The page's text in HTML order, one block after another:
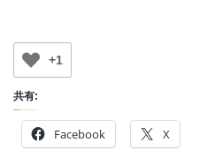
+1
共有:
Facebook X